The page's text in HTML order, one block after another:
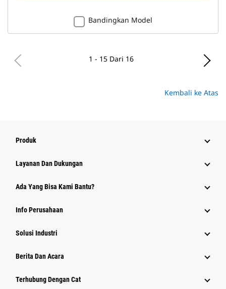
Bandingkan Model
1 - 15 Dari 16
Kembali ke Atas
Produk
Layanan Dan Dukungan
Ada Yang Bisa Kami Bantu?
Info Perusahaan
Solusi Industri
Berita Dan Acara
Terhubung Dengan Cat